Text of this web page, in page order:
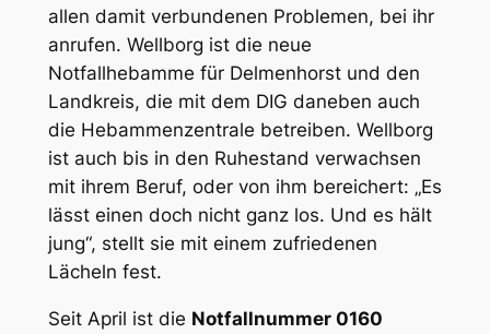
allen damit verbundenen Problemen, bei ihr
anrufen. Wellborg ist die neue
Notfallhebamme für Delmenhorst und den
Landkreis, die mit dem DIG daneben auch
die Hebammenzentrale betreiben. Wellborg
ist auch bis in den Ruhestand verwachsen
mit ihrem Beruf, oder von ihm bereichert: „Es
lässt einen doch nicht ganz los. Und es hält
jung“, stellt sie mit einem zufriedenen
Lächeln fest.
Seit April ist die Notfallnummer 0160